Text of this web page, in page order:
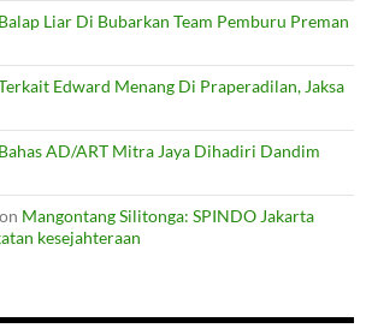
Balap Liar Di Bubarkan Team Pemburu Preman
Edward Menang Di Praperadilan, Jaksa
Bahas AD/ART Mitra Jaya Dihadiri Dandim
on Mangontang Silitonga: SPINDO Jakarta
kesejahteraan